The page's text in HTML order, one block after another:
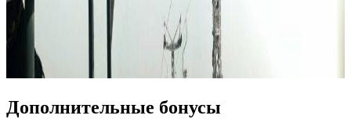
Дополнительные бонусы